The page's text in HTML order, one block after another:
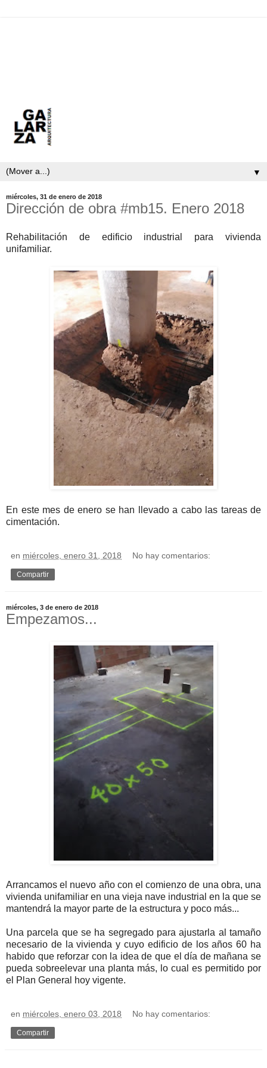
▼
miércoles, 31 de enero de 2018
Dirección de obra #mb15. Enero 2018
Rehabilitación de edificio industrial para vivienda
unifamiliar.
En este mes de enero se han llevado a cabo las tareas de
cimentación.
en miércoles, enero 31, 2018 No hay comentarios:
Compartir
miércoles, 3 de enero de 2018
Empezamos...
Arrancamos el nuevo año con el comienzo de una obra, una
vivienda unifamiliar en una vieja nave industrial en la que se
mantendrá la mayor parte de la estructura y poco más...
Una parcela que se ha segregado para ajustarla al tamaño
necesario de la vivienda y cuyo edificio de los años 60 ha
habido que reforzar con la idea de que el día de mañana se
pueda sobreelevar una planta más, lo cual es permitido por
el Plan General hoy vigente.
en miércoles, enero 03, 2018 No hay comentarios:
Compartir